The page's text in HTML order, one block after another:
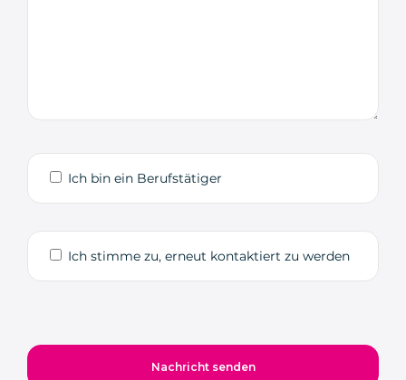
Ich bin ein Berufstätiger
Ich stimme zu, erneut kontaktiert zu werden